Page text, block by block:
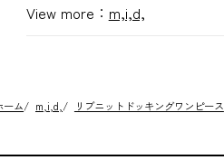
View more： m,i,d,
ーム/ m,i,d,/ リブニットドッキングワンピース